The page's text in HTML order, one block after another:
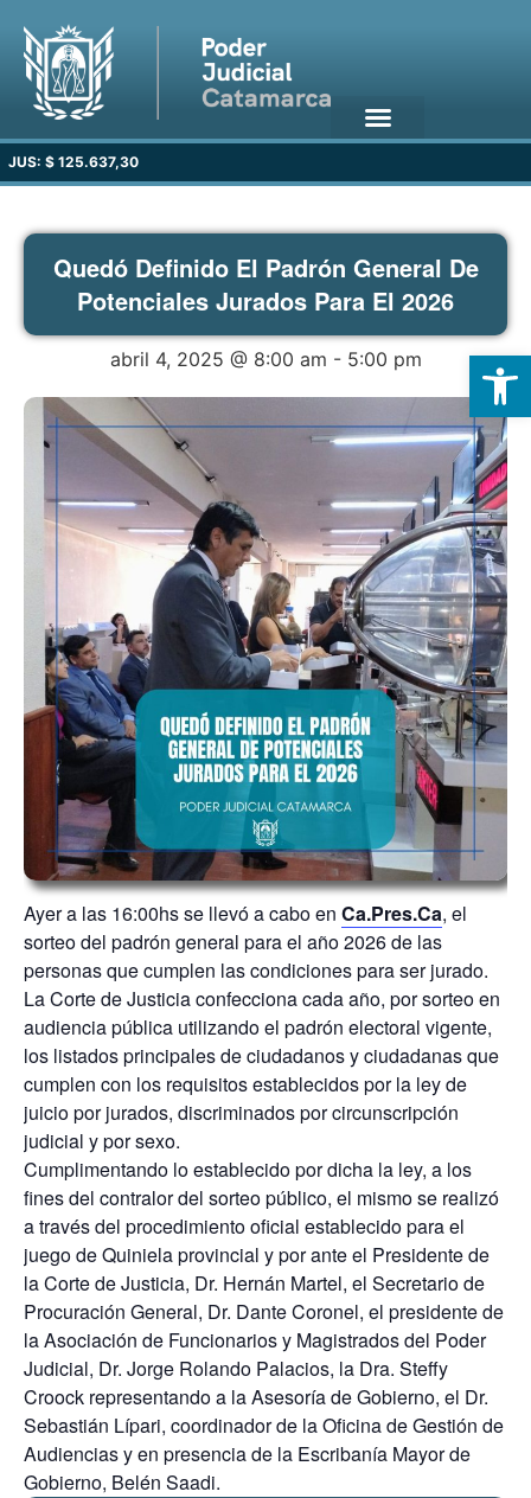
JUS: $ 125.637,30
Quedó Definido El Padrón General De
Potenciales Jurados Para El 2026
abril 4, 2025 @ 8:00 am - 5:00 pm
Ayer a las 16:00hs se llevó a cabo en Ca.Pres.Ca, el
sorteo del padrón general para el año 2026 de las
personas que cumplen las condiciones para ser jurado.
La Corte de Justicia confecciona cada año, por sorteo en
audiencia pública utilizando el padrón electoral vigente,
los listados principales de ciudadanos y ciudadanas que
cumplen con los requisitos establecidos por la ley de
juicio por jurados, discriminados por circunscripción
judicial y por sexo.
Cumplimentando lo establecido por dicha la ley, a los
fines del contralor del sorteo público, el mismo se realizó
a través del procedimiento oficial establecido para el
juego de Quiniela provincial y por ante el Presidente de
la Corte de Justicia, Dr. Hernán Martel, el Secretario de
Procuración General, Dr. Dante Coronel, el presidente de
la Asociación de Funcionarios y Magistrados del Poder
Judicial, Dr. Jorge Rolando Palacios, la Dra. Steffy
Croock representando a la Asesoría de Gobierno, el Dr.
Sebastián Lípari, coordinador de la Oficina de Gestión de
Audiencias y en presencia de la Escribanía Mayor de
Gobierno, Belén Saadi.